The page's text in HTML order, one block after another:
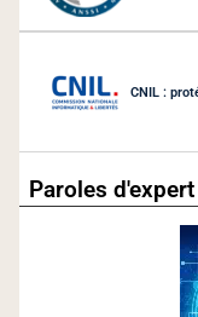
CNIL :
Paroles d'expert